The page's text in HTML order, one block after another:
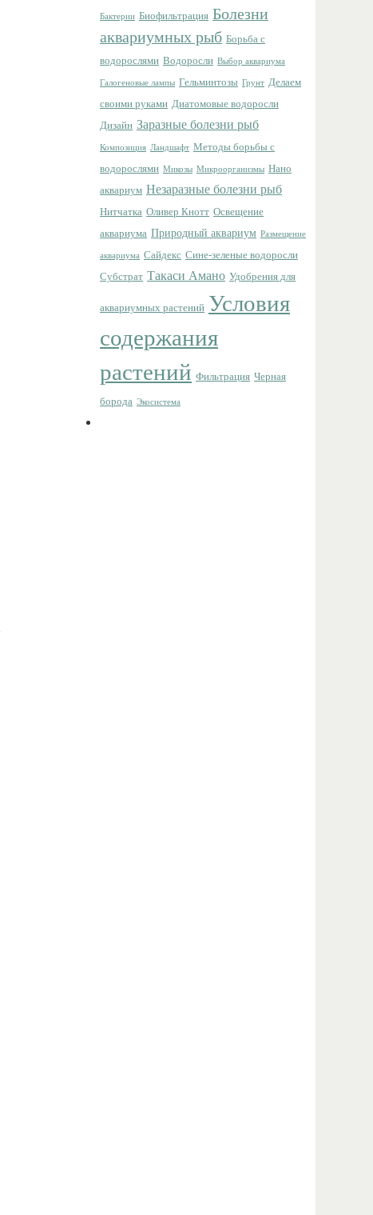
Бактерии Биофильтрация Болезни
аквариумных рыб Борьба с
водорослями Водоросли Выбор аквариума
Галогеновые лампы Гельминтозы Грунт Делаем
своими руками Диатомовые водоросли
Дизайн Заразные болезни рыб
Композиция Ландшафт Методы борьбы с
водорослями Микозы Микроорганизмы Нано
аквариум Незаразные болезни рыб
Нитчатка Оливер Кнотт Освещение
аквариума Природный аквариум Размещение
аквариума Сайдекс Сине-зеленые водоросли
Субстрат Такаси Амано Удобрения для
аквариумных растений Условия
содержания
растений Фильтрация Черная
борода Экосистема